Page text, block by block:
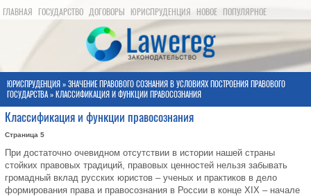
ГЛАВНАЯ ГОСУДАРСТВО ДОГОВОРЫ ЮРИСПРУДЕНЦИЯ НОВОЕ ПОПУЛЯРНОЕ
ЮРИСПРУДЕНЦИЯ » ЗНАЧЕНИЕ ПРАВОВОГО СОЗНАНИЯ В УСЛОВИЯХ ПОСТРОЕНИЯ ПРАВОВОГО
ГОСУДАРСТВА » КЛАССИФИКАЦИЯ И ФУНКЦИИ ПРАВОСОЗНАНИЯ
Классификация и функции правосознания
Страница 5
При достаточно очевидном отсутствии в истории нашей страны
стойких правовых традиций, правовых ценностей нельзя забывать
громадный вклад русских юристов – ученых и практиков в дело
формирования права и правосознания в России в конце XIX – начале